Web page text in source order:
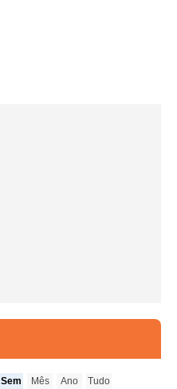
Sem Mês Ano Tudo